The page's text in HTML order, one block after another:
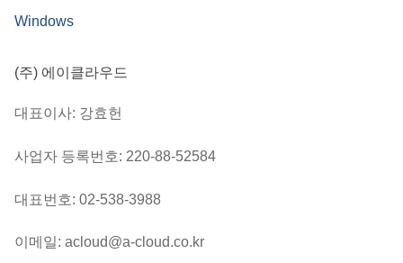
Windows
(주) 에이클라우드
대표이사: 강효헌
사업자 등록번호: 220-88-52584
대표번호: 02-538-3988
이메일: acloud@a-cloud.co.kr